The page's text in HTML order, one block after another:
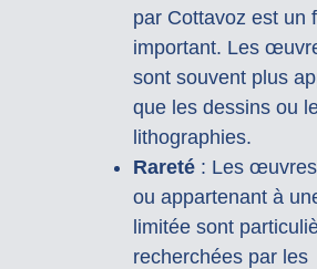
par Cottavoz est un
important. Les
sont souvent plus
que les dessins ou
lithographies.
Rareté: Les œuvres
ou appartenant à
limitée sont
recherchées par les